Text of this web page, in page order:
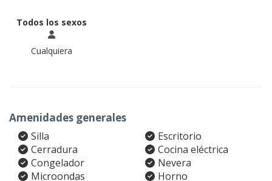
Todos los sexos
Cualquiera
Amenidades generales
Silla
Escritorio
Cerradura
Cocina eléctrica
Congelador
Nevera
Microondas
Horno